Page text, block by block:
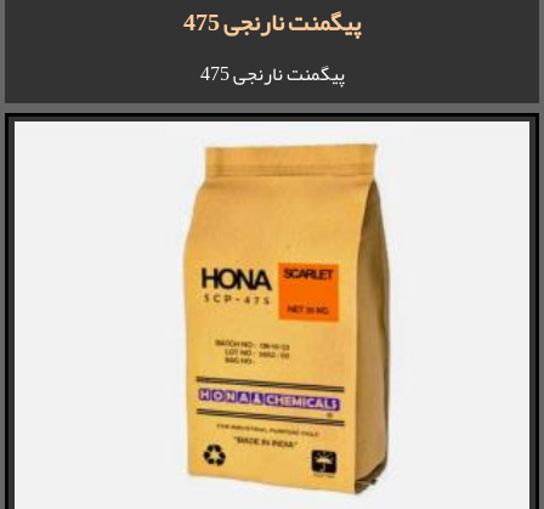
پیگمنت نارنجی 475
پیگمنت نارنجی 475